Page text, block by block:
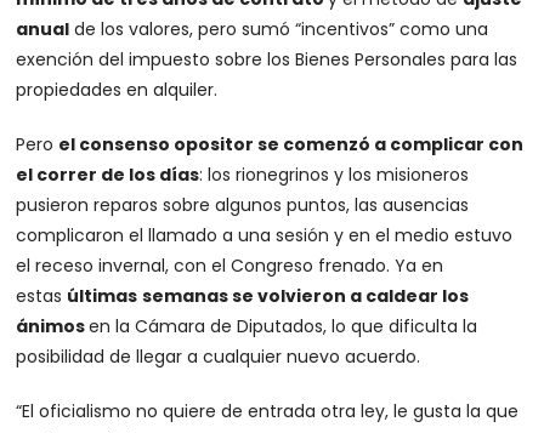
anual de los valores, pero sumó “incentivos” como una
exención del impuesto sobre los Bienes Personales para las
propiedades en alquiler.
Pero el consenso opositor se comenzó a complicar con
el correr de los días: los rionegrinos y los misioneros
pusieron reparos sobre algunos puntos, las ausencias
complicaron el llamado a una sesión y en el medio estuvo
el receso invernal, con el Congreso frenado. Ya en
estas últimas semanas se volvieron a caldear los
ánimosen la Cámara de Diputados, lo que dificulta la
posibilidad de llegar a cualquier nuevo acuerdo.
“El oficialismo no quiere de entrada otra ley, le gusta la que